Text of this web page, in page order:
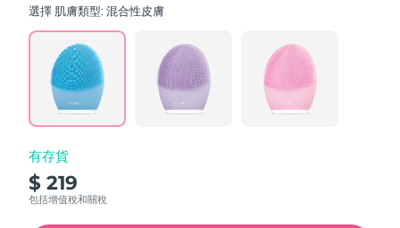
rating
Read
Reviews.
Same
page
link.
選擇 肌膚類型:混合性皮膚
有存貨
$ 219
包括增值稅和關稅